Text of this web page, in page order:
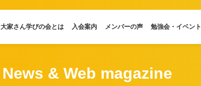
大家さん学びの会とは 入会案内 メンバーの声 勉強会・イベント
News & Web magazine